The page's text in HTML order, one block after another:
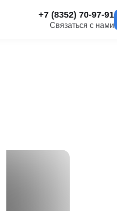
+7 (8352) 70-97-91
Связаться с нами